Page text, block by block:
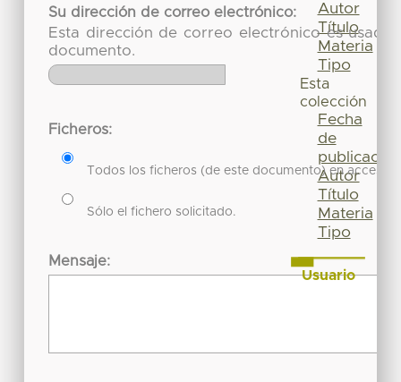
Su dirección de correo electrónico:
Esta dirección de correo electrónico es usada
documento.
Ficheros:
Todos los ficheros (de este documento) en acceso
Sólo el fichero solicitado.
Mensaje:
Autor
Título
Materia
Tipo
Esta
colección
Fecha
de
publicación
Autor
Título
Materia
Tipo
Usuario